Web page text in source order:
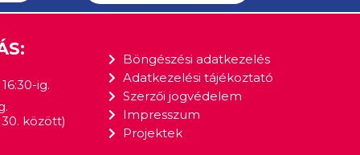
ig.
között)
Böngészési adatkezelés
Adatkezelési tájékoztató
Szerzői jogvédelem
Impresszum
Projektek